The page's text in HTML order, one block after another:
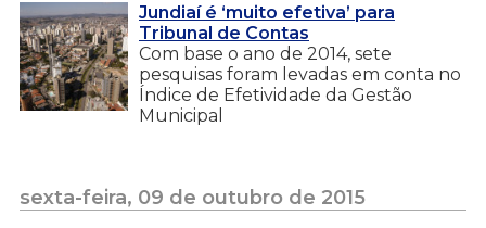
Jundiaí é ‘muito efetiva’ para
Tribunal de Contas
Com base o ano de 2014, sete
pesquisas foram levadas em conta no
Índice de Efetividade da Gestão
Municipal
sexta-feira, 09 de outubro de 2015